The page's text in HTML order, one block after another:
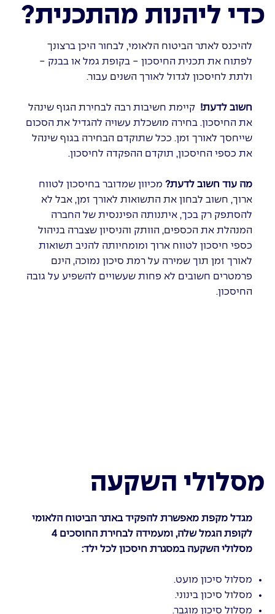
כדי ליהנות מהתכנית?
להיכנס לאתר הביטוח הלאומי, לבחור היכן ברצונך
לפתוח את תכנית החיסכון - בקופת גמל או בבנק -
ולתת לחיסכון לגדול לאורך השנים עבור.
חשוב לדעת! קיימת חשיבות רבה לבחירת הגוף שינהל
את החיסכון. בחירה מושכלת עשויה להגדיל את הסכום
שייחסך לאורך זמן. ככל שתוקדם הבחירה בגוף שינהל
את כספי החיסכון, תוקדם ההפקדה לחיסכון.
מה עוד חשוב לדעת? מכיוון שמדובר בחיסכון לטווח
ארוך, חשוב לבחון את התשואות לאורך זמן, אבל לא
להסתפק רק בכך, איתנותה הפיננסית של החברה
המנהלת את הכספים, הוותק והניסיון שצברה בניהול
כספי חיסכון לטווח ארוך ומומחיותה להניב תשואות
לאורך זמן תוך שמירה על רמת סיכון נמוכה, הינם
פרמטרים חשובים לא פחות שעשויים להשפיע על גובה
החיסכון.
מסלולי השקעה
מגדל מקפת מאפשרת להפקיד באתר הביטוח הלאומי
לקופת הגמל שלה, ומעמידה לבחירת החוסכים 4
מסלולי השקעה במסגרת חיסכון לכל ילד:
מסלול סיכון מועט.
מסלול סיכון בינוני.
מסלול סיכון מוגבר.